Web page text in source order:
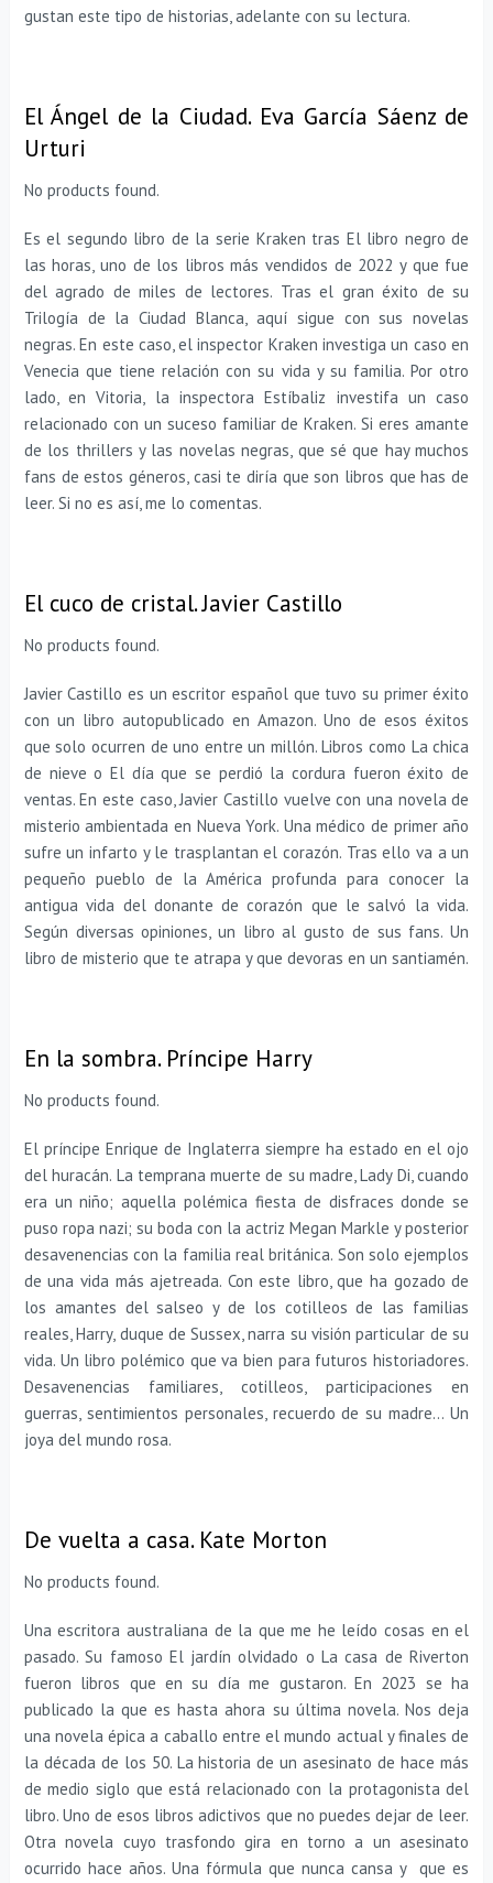
gustan este tipo de historias, adelante con su lectura.
El Ángel de la Ciudad. Eva García Sáenz de
Urturi
No products found.
Es el segundo libro de la serie Kraken tras El libro negro de
las horas, uno de los libros más vendidos de 2022 y que fue
del agrado de miles de lectores. Tras el gran éxito de su
Trilogía de la Ciudad Blanca, aquí sigue con sus novelas
negras. En este caso, el inspector Kraken investiga un caso en
Venecia que tiene relación con su vida y su familia. Por otro
lado, en Vitoria, la inspectora Estíbaliz investifa un caso
relacionado con un suceso familiar de Kraken. Si eres amante
de los thrillers y las novelas negras, que sé que hay muchos
fans de estos géneros, casi te diría que son libros que has de
leer. Si no es así, me lo comentas.
El cuco de cristal. Javier Castillo
No products found.
Javier Castillo es un escritor español que tuvo su primer éxito
con un libro autopublicado en Amazon. Uno de esos éxitos
que solo ocurren de uno entre un millón. Libros como La chica
de nieve o El día que se perdió la cordura fueron éxito de
ventas. En este caso, Javier Castillo vuelve con una novela de
misterio ambientada en Nueva York. Una médico de primer año
sufre un infarto y le trasplantan el corazón. Tras ello va a un
pequeño pueblo de la América profunda para conocer la
antigua vida del donante de corazón que le salvó la vida.
Según diversas opiniones, un libro al gusto de sus fans. Un
libro de misterio que te atrapa y que devoras en un santiamén.
En la sombra. Príncipe Harry
No products found.
El príncipe Enrique de Inglaterra siempre ha estado en el ojo
del huracán. La temprana muerte de su madre, Lady Di, cuando
era un niño; aquella polémica fiesta de disfraces donde se
puso ropa nazi; su boda con la actriz Megan Markle y posterior
desavenencias con la familia real británica. Son solo ejemplos
de una vida más ajetreada. Con este libro, que ha gozado de
los amantes del salseo y de los cotilleos de las familias
reales, Harry, duque de Sussex, narra su visión particular de su
vida. Un libro polémico que va bien para futuros historiadores.
Desavenencias familiares, cotilleos, participaciones en
guerras, sentimientos personales, recuerdo de su madre… Un
joya del mundo rosa.
De vuelta a casa. Kate Morton
No products found.
Una escritora australiana de la que me he leído cosas en el
pasado. Su famoso El jardín olvidado o La casa de Riverton
fueron libros que en su día me gustaron. En 2023 se ha
publicado la que es hasta ahora su última novela. Nos deja
una novela épica a caballo entre el mundo actual y finales de
la década de los 50. La historia de un asesinato de hace más
de medio siglo que está relacionado con la protagonista del
libro. Uno de esos libros adictivos que no puedes dejar de leer.
Otra novela cuyo trasfondo gira en torno a un asesinato
ocurrido hace años. Una fórmula que nunca cansa y que es